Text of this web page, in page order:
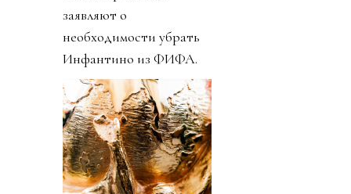
заявляют о
необходимости убрать
Инфантино из ФИФА.